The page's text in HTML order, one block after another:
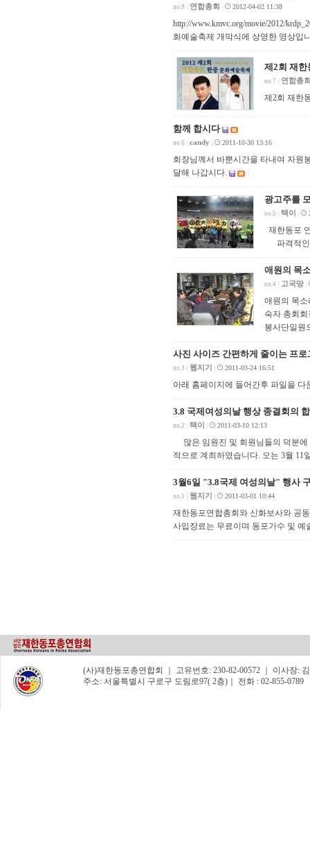
no.9 연합총회 2012-04-02 11:38
http://www.kmvc.org/movie/2012/
화예술축제 개막식에 상영한 영상입
제2회 재한
no.7 연합총
제2회 재한
함께 합시다
no.6 candy 2011-10-30 13:16
회장님께서 바뿐시간을 타내여 자원
달해 나갑시다.
광고주를
no.5 택이
재한동포
파격적
애원의 목
no.4 고국땅
애원의 목
숙자 총회
봉사단일
사진 사이즈 간편하게 줄이는 프로
no.3 웹지기 2011-03-24 16:51
아래 홈페이지에 들어간후 파일을 다
3.8 국제여성의날 행상 종결회의
no.2 택이 2011-03-10 12:13
많은 임원진 및 회원님들의 덕분에
적으로 계최하였습니다. 오는 3월
3월6일 "3.8국제 여성의날" 행사
no.1 웹지기 2011-03-01 10:44
재한동포연합총회와 신화보사와 공
사입장료는 무료이며 동포가수 및
(사)재한동포총연합회 ｜ 고유번호: 230-82-00572 ｜ 이사장: 김
주소: 서울특별시 구로구 도림로97( 2층)｜ 전화 : 02-855-0789